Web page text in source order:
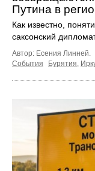
Путина в
Как известно,
саксонский
Автор: Есения Линней.
События
Бурятия,